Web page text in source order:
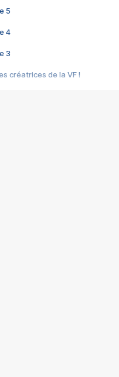
5
4
3
créatrices de la VF !